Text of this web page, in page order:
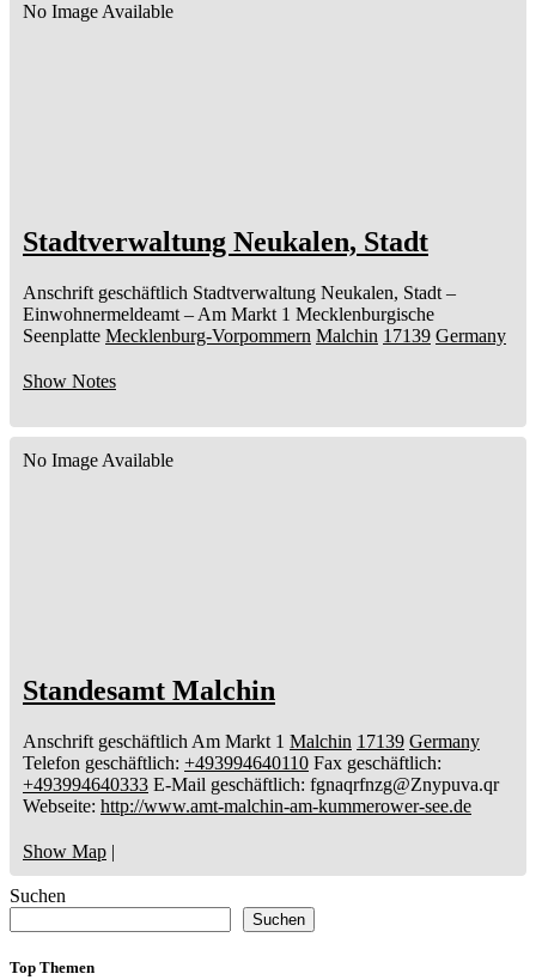
No Image Available
Stadtverwaltung Neukalen, Stadt
Anschrift geschäftlich Stadtverwaltung Neukalen, Stadt –
Einwohnermeldeamt – Am Markt 1 Mecklenburgische
Seenplatte Mecklenburg-Vorpommern Malchin 17139 Germany
Show Notes
No Image Available
Standesamt Malchin
Anschrift geschäftlich Am Markt 1 Malchin 17139 Germany
Telefon geschäftlich: +493994640110 Fax geschäftlich:
+493994640333 E-Mail geschäftlich: fgnaqrfnzg@Znypuva.qr
Webseite: http://www.amt-malchin-am-kummerower-see.de
Show Map |
Suchen
Suchen
Top Themen